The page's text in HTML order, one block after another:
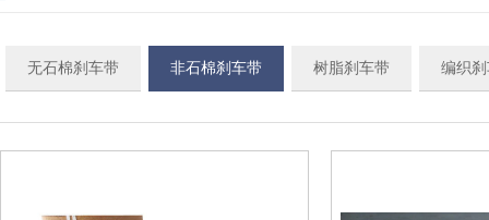
无石棉刹车带 非石棉刹车带 树脂刹车带 编织